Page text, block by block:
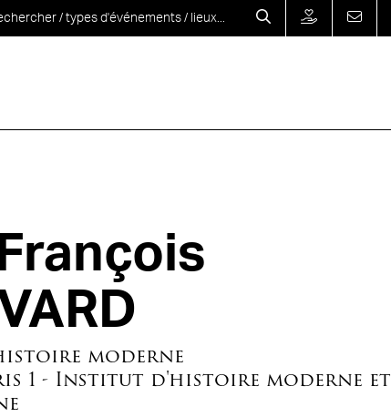
moderne
1 - Institut d'histoire moderne et